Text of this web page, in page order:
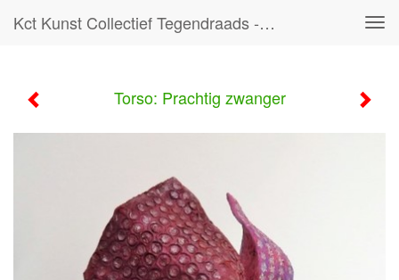
Kct Kunst Collectief Tegendraads - Torso: Prachtig Zwanger
Torso: Prachtig zwanger